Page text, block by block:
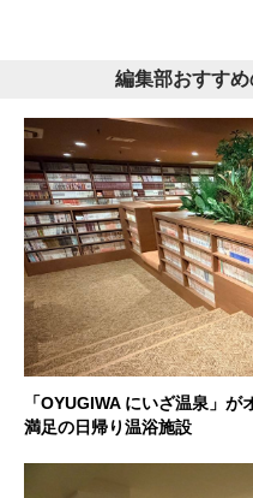
編集部おすす
「OYUGIWA にいざ温泉」
満足の日帰り温浴施設